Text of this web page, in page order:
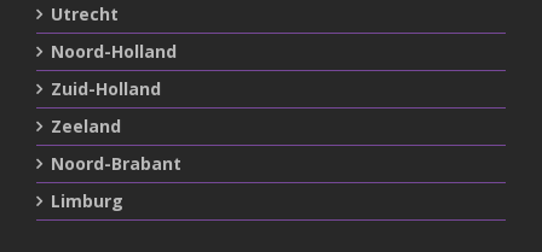
Utrecht
Noord-Holland
Zuid-Holland
Zeeland
Noord-Brabant
Limburg